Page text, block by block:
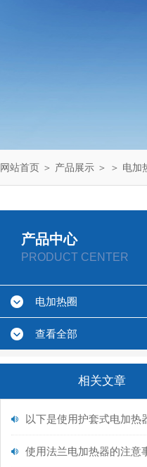
网站首页 ＞ 产品展示 ＞ ＞ 电加
产品中心
PRODUCT CENTER
电加热圈
查看全部
相关文章
使用法兰电加热器的注意